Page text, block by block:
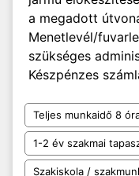
a megadott
Menetlevél/
szükséges
Készpénzes
Teljes munkaidő 8
1-2 év szakmai
Szakiskola /